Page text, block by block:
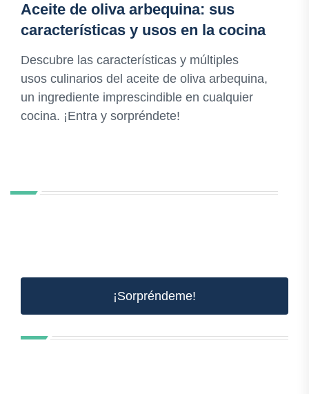
Aceite de oliva arbequina: sus
características y usos en la cocina
Descubre las características y múltiples
usos culinarios del aceite de oliva arbequina,
un ingrediente imprescindible en cualquier
cocina. ¡Entra y sorpréndete!
¡Sorpréndeme!